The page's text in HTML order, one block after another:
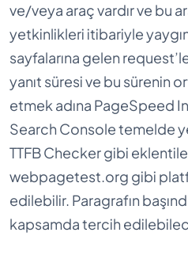
ve/veya araç vardır ve bu
yetkinlikleri itibariyle
sayfalarına gelen
yanıt süresi ve bu sürenin
etmek adına PageSpeed
Search Console temelde
TTFB Checker gibi
webpagetest.org gibi
edilebilir. Paragrafın
kapsamda tercih